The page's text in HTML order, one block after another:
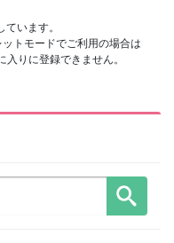
ています。
トモードでご利用の場合は
りに登録できません。